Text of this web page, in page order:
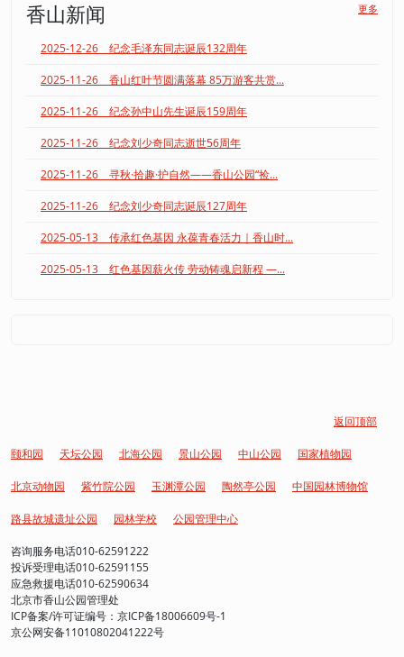
香山新闻 更多
2025-12-26 纪念毛泽东同志诞辰132周年
2025-11-26 香山红叶节圆满落幕 85万游客共赏...
2025-11-26 纪念孙中山先生诞辰159周年
2025-11-26 纪念刘少奇同志逝世56周年
2025-11-26 寻秋·拾趣·护自然——香山公园“捡...
2025-11-26 纪念刘少奇同志诞辰127周年
2025-05-13 传承红色基因 永葆青春活力｜香山时...
2025-05-13 红色基因薪火传 劳动铸魂启新程 —...
返回顶部
颐和园 天坛公园 北海公园 景山公园 中山公园 国家植物园
北京动物园 紫竹院公园 玉渊潭公园 陶然亭公园 中国园林博物馆
路县故城遗址公园 园林学校 公园管理中心
咨询服务电话010-62591222
投诉受理电话010-62591155
应急救援电话010-62590634
北京市香山公园管理处
ICP备案/许可证编号：京ICP备18006609号-1
京公网安备11010802041222号